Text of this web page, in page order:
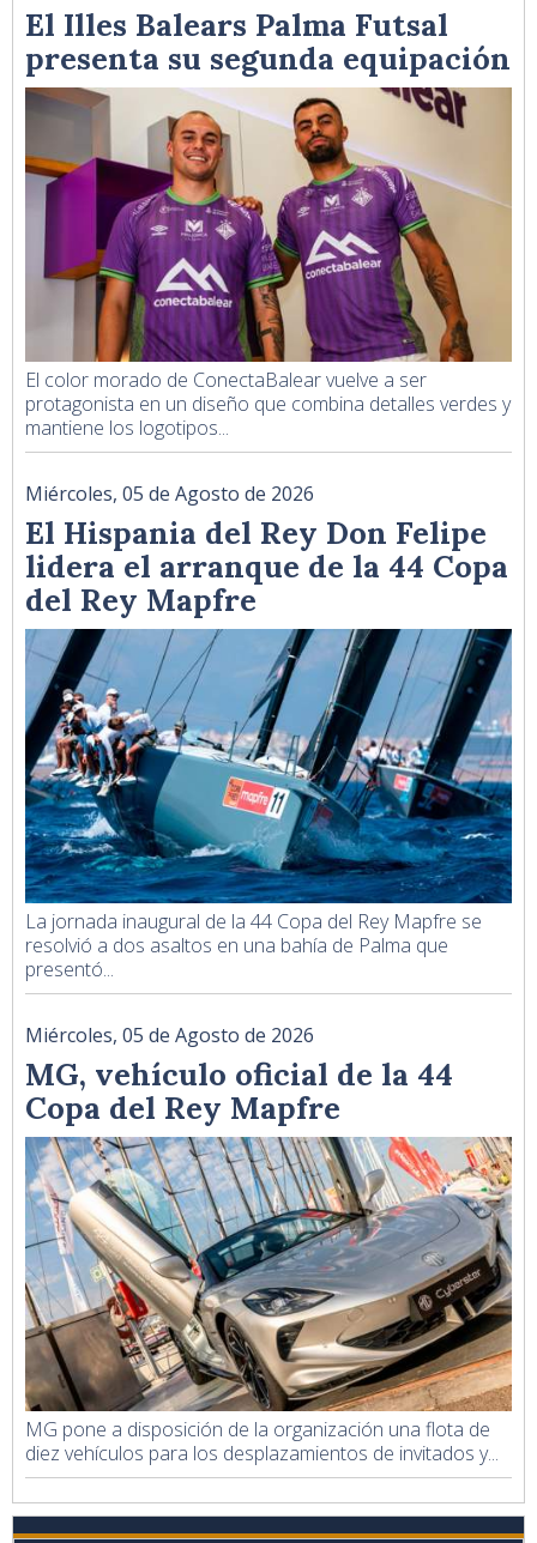
El Illes Balears Palma Futsal
presenta su segunda equipación
El color morado de ConectaBalear vuelve a ser
protagonista en un diseño que combina detalles verdes y
mantiene los logotipos...
Miércoles, 05 de Agosto de 2026
El Hispania del Rey Don Felipe
lidera el arranque de la 44 Copa
del Rey Mapfre
La jornada inaugural de la 44 Copa del Rey Mapfre se
resolvió a dos asaltos en una bahía de Palma que
presentó...
Miércoles, 05 de Agosto de 2026
MG, vehículo oficial de la 44
Copa del Rey Mapfre
MG pone a disposición de la organización una flota de
diez vehículos para los desplazamientos de invitados y...